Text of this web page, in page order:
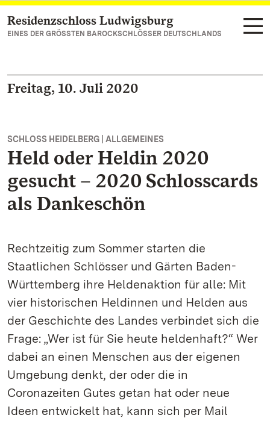
Zum Hauptinhalt springen
Residenzschloss Ludwigsburg
EINES DER GRÖSSTEN BAROCKSCHLÖSSER DEUTSCHLANDS
Freitag, 10. Juli 2020
SCHLOSS HEIDELBERG | ALLGEMEINES
Held oder Heldin 2020
gesucht – 2020 Schlosscards
als Dankeschön
Rechtzeitig zum Sommer starten die
Staatlichen Schlösser und Gärten Baden-
Württemberg ihre Heldenaktion für alle: Mit
vier historischen Heldinnen und Helden aus
der Geschichte des Landes verbindet sich die
Frage: „Wer ist für Sie heute heldenhaft?“ Wer
dabei an einen Menschen aus der eigenen
Umgebung denkt, der oder die in
Coronazeiten Gutes getan hat oder neue
Ideen entwickelt hat, kann sich per Mail